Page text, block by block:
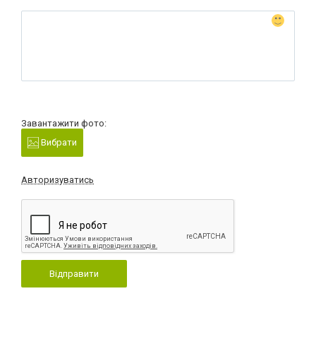
Завантажити фото:
Вибрати
Авторизуватись
Відправити